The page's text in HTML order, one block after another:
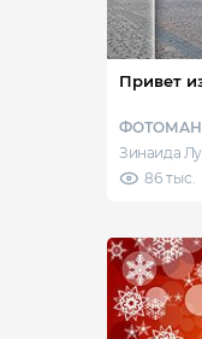
Привет
Зинаида
86 тыс.